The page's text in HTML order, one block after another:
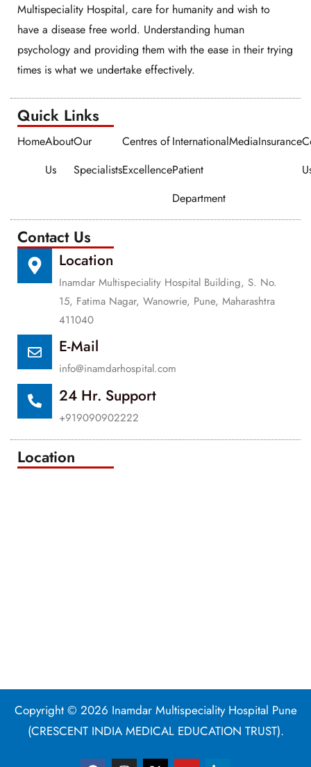
Multispeciality Hospital, care for humanity and wish to
have a disease free world. Understanding human
psychology and providing them with the ease in their trying
times is what we undertake effectively.
Quick Links​​
HomeAbout
Us
Our
Specialists
Centres of
Excellence
International
Patient
Department
MediaInsurance
Contact Us
Location
Inamdar Multispeciality Hospital Building, S. No.
15, Fatima Nagar, Wanowrie, Pune, Maharashtra
411040
E-Mail
info@inamdarhospital.com
24 Hr. Support
+919090902222
Location
Copyright © 2026 Inamdar Multispeciality Hospital Pune
(CRESCENT INDIA MEDICAL EDUCATION TRUST).